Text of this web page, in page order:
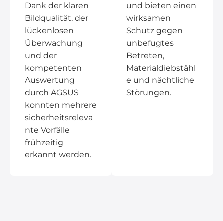
Dank der klaren
Bildqualität, der
lückenlosen
Überwachung
und der
kompetenten
Auswertung
durch AGSUS
konnten mehrere
sicherheitsreleva
nte Vorfälle
frühzeitig
erkannt werden.
und bieten einen
wirksamen
Schutz gegen
unbefugtes
Betreten,
Materialdiebstähl
e und nächtliche
Störungen.